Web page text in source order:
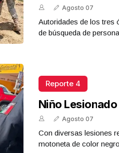
Agosto 07
Autoridades de los tres
de búsqueda de
Reporte 4
Niño
Agosto 07
Con diversas lesiones
motoneta de color